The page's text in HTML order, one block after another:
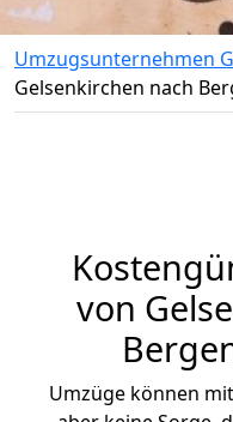
Umzugsunternehmen
Gelsenkirchen nach
von
Umzüge können